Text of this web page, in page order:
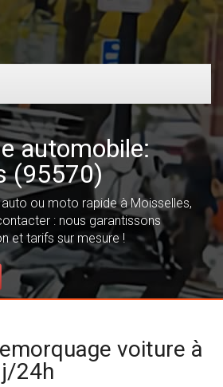
automobile:
(95570)
ou moto rapide à Moisselles,
: nous garantissons
et tarifs sur mesure !
voiture à
24h